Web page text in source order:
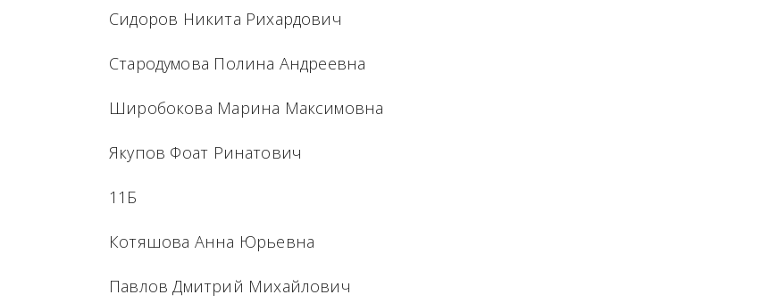
Сидоров Никита Рихардович
Стародумова Полина Андреевна
Широбокова Марина Максимовна
Якупов Фоат Ринатович
11Б
Котяшова Анна Юрьевна
Павлов Дмитрий Михайлович